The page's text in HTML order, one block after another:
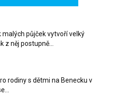
malých půjček vytvoří velký
z něj postupně...
rodiny s dětmi na Benecku v